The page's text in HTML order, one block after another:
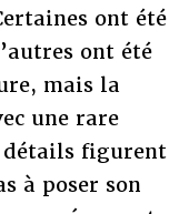
ont été
ont été
mais la
une rare
figurent
à poser son